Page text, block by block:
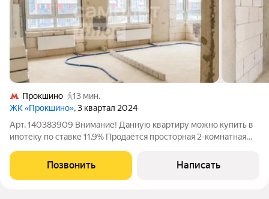
Прокшино
13 мин.
ЖК «Прокшино», 3 квартал 2024
Арт. 140383909 Внимание! Данную квартиру можно купить в
ипотеку по ставке 11,9% Продаётся просторная 2-комнатная
постройки рядом с метро «Прокшино». О квартире: Площадь с
Позвонить Написать